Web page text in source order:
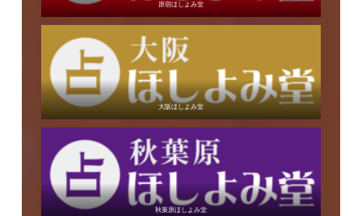
原宿ほしよみ堂
大阪ほしよみ堂
秋葉原ほしよみ堂